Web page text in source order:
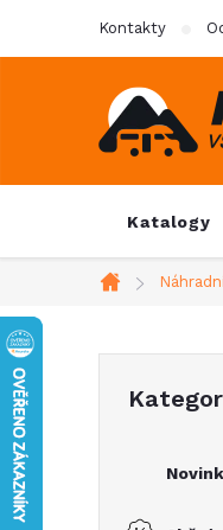
Kontakty
Katalogy
Domů
kategorie